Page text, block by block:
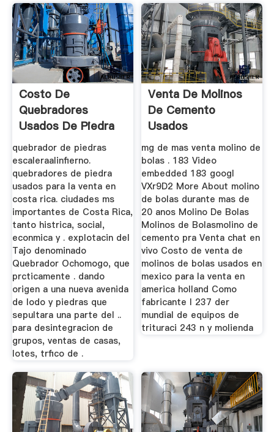
Costo De
Quebradores
Usados De Piedra
Para Cantera
quebrador de piedras
escaleraalinfierno.
quebradores de piedra
usados para la venta en
costa rica. ciudades ms
importantes de Costa Rica,
tanto histrica, social,
econmica y . explotacin del
Tajo denominado
Quebrador Ochomogo, que
prcticamente . dando
origen a una nueva avenida
de lodo y piedras que
sepultara una parte del ..
para desintegracion de
grupos, ventas de casas,
lotes, trfico de .
Venta De Molinos
De Cemento
Usados
mg de mas venta molino de
bolas . 183 Video
embedded 183 googl
VXr9D2 More About molino
de bolas durante mas de
20 anos Molino De Bolas
Molinos de Bolasmolino de
cemento pra Venta chat en
vivo Costo de venta de
molinos de bolas usados en
mexico para la venta en
america holland Como
fabricante l 237 der
mundial de equipos de
trituraci 243 n y molienda